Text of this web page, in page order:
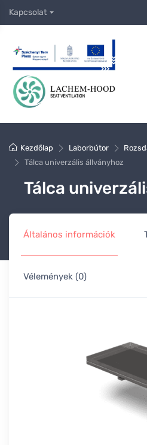
Kapcsolat
Kezdőlap Laborbútor
Tálca univerzális állványhoz
Tálca
Általános információk
Vélemények (0)